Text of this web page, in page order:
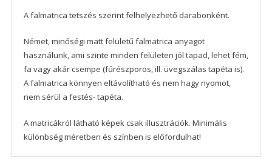
A falmatrica tetszés szerint felhelyezhető darabonként.
Német, minőségi matt felületű falmatrica anyagot
használunk, ami szinte minden felületen jól tapad, lehet fém,
fa vagy akár csempe (fűrészporos, ill. üvegszálas tapéta is).
A falmatrica könnyen eltávolítható és nem hagy nyomot,
nem sérül a festés- tapéta.
A matricákról látható képek csak illusztrációk. Minimális
különbség méretben és színben is előfordulhat!